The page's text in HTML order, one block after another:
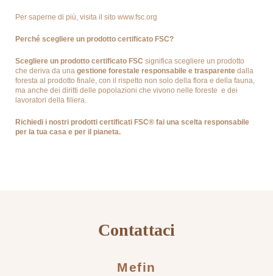
Chi Siamo
News
Per saperne di più, visita il sito www.fsc.org
Perché scegliere un prodotto certificato FSC?
Scegliere un prodotto certificato FSC significa scegliere un prodotto
che deriva da una gestione forestale responsabile e trasparente dalla
foresta al prodotto finale, con il rispetto non solo della flora e della fauna,
ma anche dei diritti delle popolazioni che vivono nelle foreste e dei
lavoratori della filiera.
Richiedi i nostri prodotti certificati FSC® fai una scelta responsabile
per la tua casa e per il pianeta.
Contattaci
Mefin